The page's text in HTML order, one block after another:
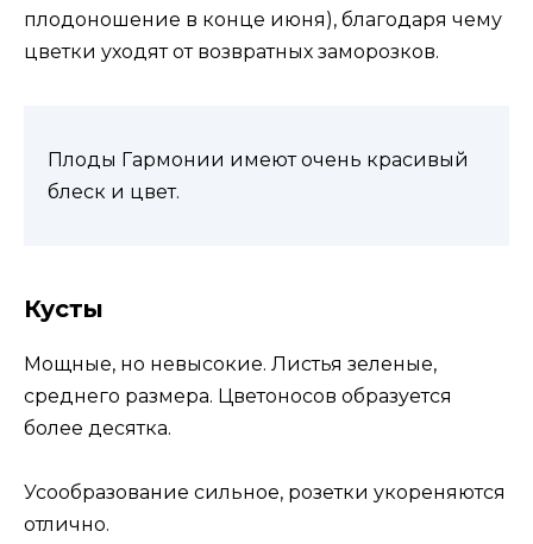
плодоношение в конце июня), благодаря чему
цветки уходят от возвратных заморозков.
Плоды Гармонии имеют очень красивый
блеск и цвет.
Кусты
Мощные, но невысокие. Листья зеленые,
среднего размера. Цветоносов образуется
более десятка.
Усообразование сильное, розетки укореняются
отлично.